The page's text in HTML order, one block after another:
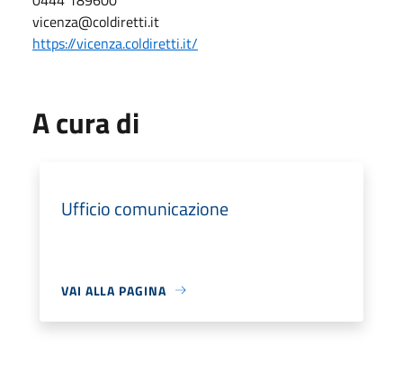
vicenza@coldiretti.it
https://vicenza.coldiretti.it/
A cura di
Ufficio comunicazione
VAI ALLA PAGINA